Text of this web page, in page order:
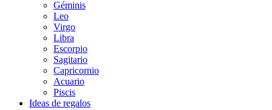
Géminis
Leo
Virgo
Libra
Escorpio
Sagitario
Capricornio
Acuario
Piscis
Ideas de regalos